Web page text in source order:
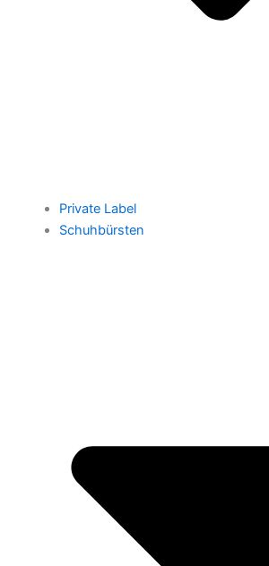
Private Label
Schuhbürsten